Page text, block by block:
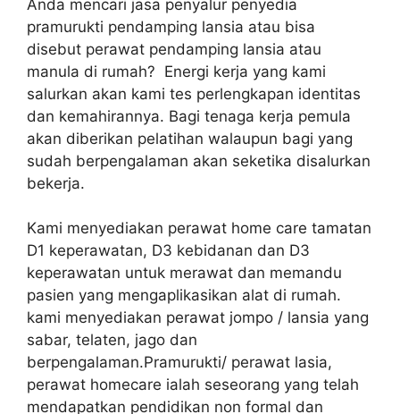
Anda mencari jasa penyalur penyedia
pramurukti pendamping lansia atau bisa
disebut perawat pendamping lansia atau
manula di rumah? Energi kerja yang kami
salurkan akan kami tes perlengkapan identitas
dan kemahirannya. Bagi tenaga kerja pemula
akan diberikan pelatihan walaupun bagi yang
sudah berpengalaman akan seketika disalurkan
bekerja.
Kami menyediakan perawat home care tamatan
D1 keperawatan, D3 kebidanan dan D3
keperawatan untuk merawat dan memandu
pasien yang mengaplikasikan alat di rumah.
kami menyediakan perawat jompo / lansia yang
sabar, telaten, jago dan
berpengalaman.Pramurukti/ perawat lasia,
perawat homecare ialah seseorang yang telah
mendapatkan pendidikan non formal dan